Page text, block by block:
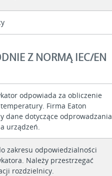
Z NORMĄ IEC/EN
odpowiada za obliczenie
Firma Eaton
dane dotyczące odprowadzania
urządzeń.
zakresu odpowiedzialności
Należy przestrzegać
rozdzielnicy.